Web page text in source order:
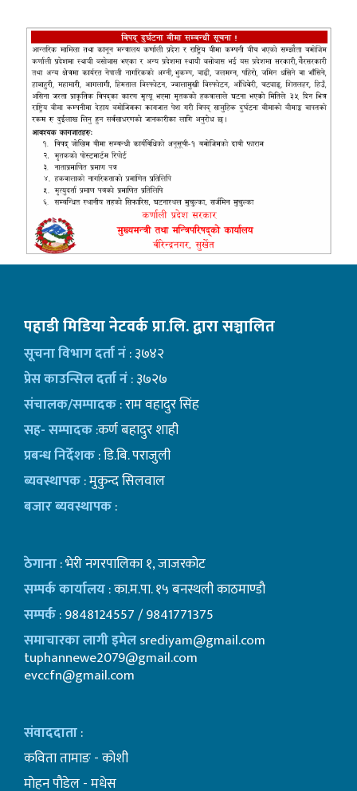
पहाडी मिडिया नेटवर्क प्रा.लि. द्वारा सञ्चालित
सूचना विभाग दर्ता नं: ३७४२
प्रेस काउन्सिल दर्ता नं: ३७२७
संचालक/सम्पादक: राम वहादुर सिंह
सह- सम्पादक:कर्ण बहादुर शाही
प्रबन्ध निर्देशक: डि.बि. पराजुली
ब्यवस्थापक: मुकुन्द सिलवाल
बजार ब्यवस्थापक:
ठेगाना: भेरी नगरपालिका १, जाजरकोट
सम्पर्क कार्यालय: का.म.पा. १५ बनस्थली काठमाण्डाै
सम्पर्क: 9848124557 / 9841771375
समाचारका लागी इमेलsrediyam@gmail.com
tuphannewe2079@gmail.com
evccfn@gmail.com
संवाददाता:
कविता तामाङ - कोशी
माेहन पाैडेल - मधेस